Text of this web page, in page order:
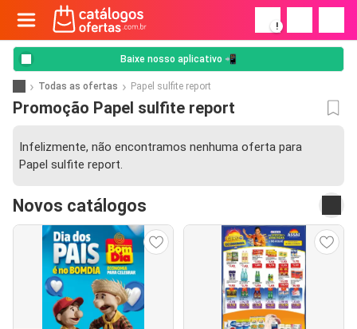
!
Baixe nosso aplicativo 📲
Todas as ofertas Papel sulfite report
Promoção Papel sulfite report
Infelizmente, não encontramos nenhuma oferta para
Papel sulfite report.
Novos catálogos